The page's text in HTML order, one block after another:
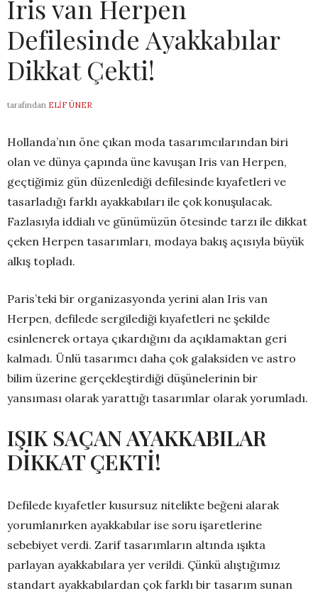
Iris van Herpen
Defilesinde Ayakkabılar
Dikkat Çekti!
tarafından ELIF ÜNER
Hollanda’nın öne çıkan moda tasarımcılarından biri
olan ve dünya çapında üne kavuşan Iris van Herpen,
geçtiğimiz gün düzenlediği defilesinde kıyafetleri ve
tasarladığı farklı ayakkabıları ile çok konuşulacak.
Fazlasıyla iddialı ve günümüzün ötesinde tarzı ile dikkat
çeken Herpen tasarımları, modaya bakış açısıyla büyük
alkış topladı.
Paris’teki bir organizasyonda yerini alan Iris van
Herpen, defilede sergilediği kıyafetleri ne şekilde
esinlenerek ortaya çıkardığını da açıklamaktan geri
kalmadı. Ünlü tasarımcı daha çok galaksiden ve astro
bilim üzerine gerçekleştirdiği düşünelerinin bir
yansıması olarak yarattığı tasarımlar olarak yorumladı.
IŞIK SAÇAN AYAKKABILAR
DİKKAT ÇEKTİ!
Defilede kıyafetler kusursuz nitelikte beğeni alarak
yorumlanırken ayakkabılar ise soru işaretlerine
sebebiyet verdi. Zarif tasarımların altında ışıkta
parlayan ayakkabılara yer verildi. Çünkü alıştığımız
standart ayakkabılardan çok farklı bir tasarım sunan